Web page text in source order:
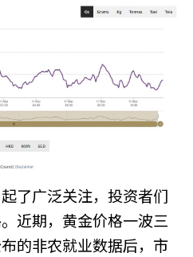
了广泛关注，投资者们
近期，黄金价格一波三
的非农就业数据后，市